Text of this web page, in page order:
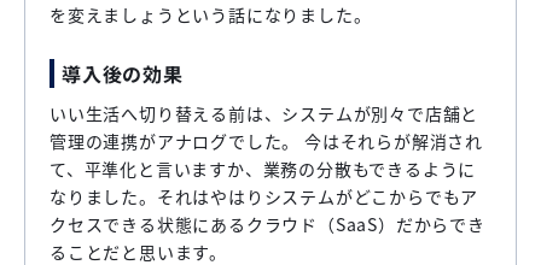
を変えましょうという話になりました。
導入後の効果
いい生活へ切り替える前は、システムが別々で店舗と
管理の連携がアナログでした。 今はそれらが解消され
て、平準化と言いますか、業務の分散もできるように
なりました。それはやはりシステムがどこからでもア
クセスできる状態にあるクラウド（SaaS）だからでき
ることだと思います。